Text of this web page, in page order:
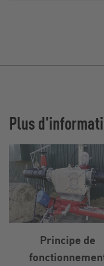
Plus
Principe de